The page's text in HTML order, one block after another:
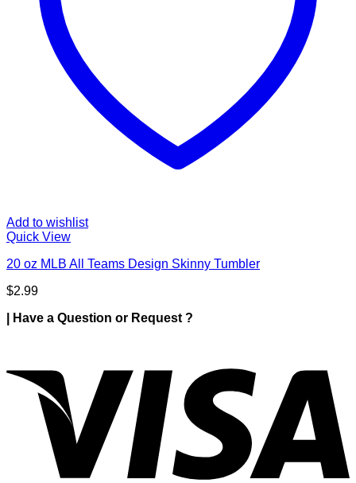
Add to wishlist
Quick View
20 oz MLB All Teams Design Skinny Tumbler
$2.99
| Have a Question or Request ?